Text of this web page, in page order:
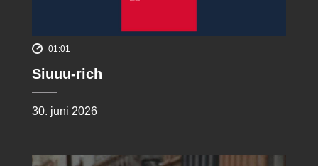
01:01
Siuuu-rich
30. juni 2026